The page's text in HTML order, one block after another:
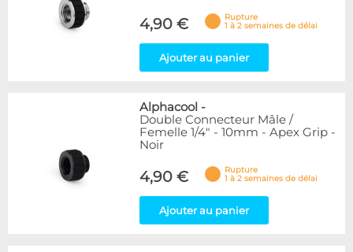
4,90 €
Rupture
1 à 2 semaines de délai
Ajouter au panier
Alphacool -
Double Connecteur Mâle /
Femelle 1/4" - 10mm - Apex Grip -
Noir
4,90 €
Rupture
1 à 2 semaines de délai
Ajouter au panier